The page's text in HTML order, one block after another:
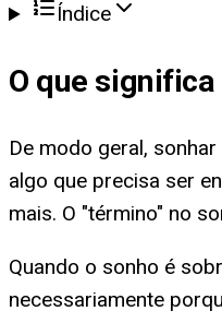
Índice
O que significa
De modo geral,
algo que precisa ser
mais. O "término" no
Quando o sonho é
necessariamente